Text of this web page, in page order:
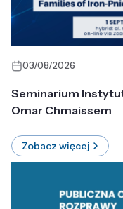
03/08/2026
Seminarium
Omar Chmaissem
Zobacz więcej